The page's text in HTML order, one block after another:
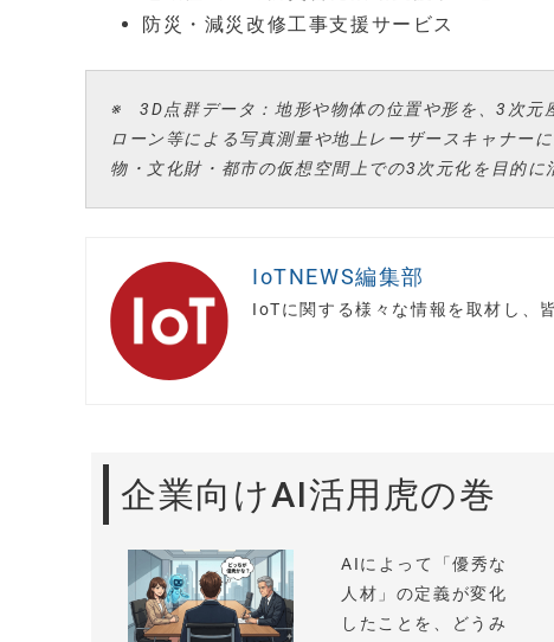
防災・減災改修工事支援サービス
※ 3D点群データ：地形や物体の位置や形を、3次元
ローン等による写真測量や地上レーザースキャナー
物・文化財・都市の仮想空間上での3次元化を目的に
IoTNEWS編集部
IoTに関する様々な情報を取材し、
企業向けAI活用虎の巻
AIによって「優秀な
人材」の定義が変化
したことを、どうみ